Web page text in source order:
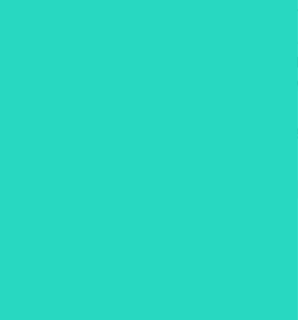
Бренд monolove выпустил
в себе декор и уход с
заменяют тинт для губ и
эффект жидкого стекла, BB-
цветные термотуши создают
день. Все взаимозаменяемо и